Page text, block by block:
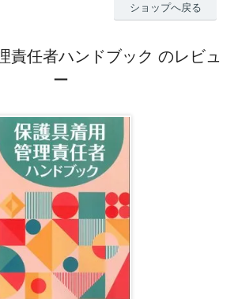
ショップへ戻る
責任者ハンドブック のレビュ
ー